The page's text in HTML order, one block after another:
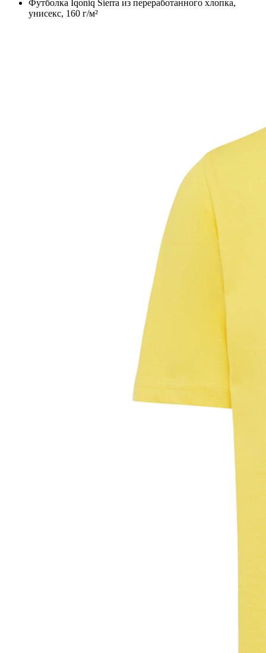
Футболка Iqoniq Sierra из переработанного хлопка,
унисекс, 160 г/м²